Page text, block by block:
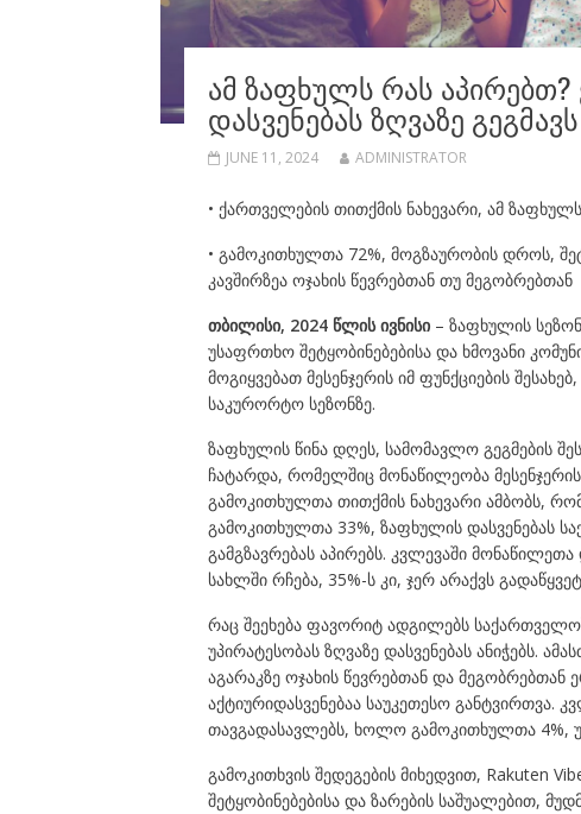
ᲐᲛ ᲖᲐᲤᲮᲣᲚᲡ ᲠᲐᲡ
ᲓᲐᲡᲕᲔᲜᲔᲑᲐᲡ ᲖᲦᲕᲐᲖᲔ ᲒᲔᲒᲛᲐᲕᲡ
JUNE 11, 2024 ADMINISTRATOR
• ქართველების თითქმის ნახევარი, ამ
• გამოკითხულთა 72%, მოგზაურობის დროს,
კავშირზეა ოჯახის წევრებთან თუ მეგობრებთან
თბილისი, 2024 წლის ივნისი– ზაფხულის
უსაფრთხო შეტყობინებებისა და ხმოვანი
მოგიყვებათ მესენჯერის იმ ფუნქციების
საკურორტო სეზონზე.
ზაფხულის წინა დღეს, სამომავლო გეგმების
ჩატარდა, რომელშიც მონაწილეობა
გამოკითხულთა თითქმის ნახევარი ამბობს,
გამოკითხულთა 33%, ზაფხულის დასვენებას
გამგზავრებას აპირებს. კვლევაში
სახლში რჩება, 35%-ს კი, ჯერ არაქვს
რაც შეეხება ფავორიტ ადგილებს
უპირატესობას ზღვაზე დასვენებას ანიჭებს.
აგარაკზე ოჯახის წევრებთან და
აქტიურიდასვენებაა საუკეთესო განტვირთვა.
თავგადასავლებს, ხოლო გამოკითხულთა 4%,
გამოკითხვის შედეგების მიხედვით, Rakuten
შეტყობინებებისა და ზარების საშუალებით,